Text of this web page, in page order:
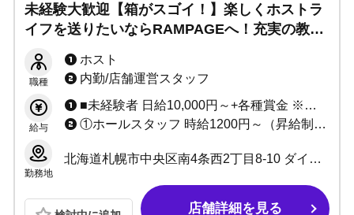
未経験大歓迎【箱がスゴイ！】楽しくホストラ
イフを送りたいならRAMPAGEへ！充実の教育
入！あなたの成長を全力サポート！
職種
ホスト
内勤/店舗運営スタッフ
給与
■未経験者 日給10,000円～+各種賞金 ※業界最高水準の日給保証システム ■経験者 歩合制度+各種賞金 ※業界最高水準の売上バックシステム ■アルバイト 時給2,000円+売上バック+その他バック（1日最大8,000円）
①ホールスタッフ 時給1200円～（昇給制度あり） ②運営スタッフ 月給25万円～ ③内勤スタッフ 月給20万円～ ※詳細は面接時にご相談ください。あなたに合った報酬システムをお話させていただきます！
勤務地
北海道札幌市中央区南4条西2丁目8-10 ダイメックスプラザ5番館 4F
店舗詳細を見る